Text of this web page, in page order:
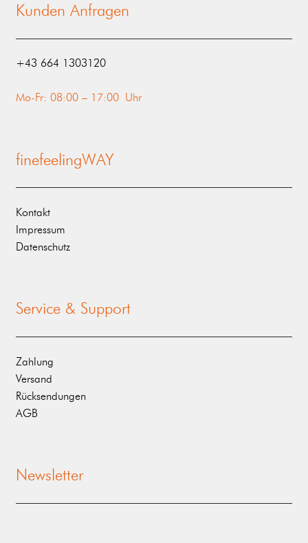
Kunden Anfragen
‭+43 664 1303120‬
Mo-Fr: 08:00 – 17:00 Uhr
finefeelingWAY
Kontakt
Impressum
Datenschutz
Service & Support
Zahlung
Versand
Rücksendungen
AGB
Newsletter